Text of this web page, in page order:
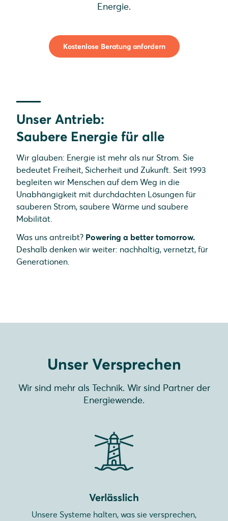
Energie.
Kostenlose Beratung anfordern
Unser Antrieb:
Saubere Energie für alle
Wir glauben: Energie ist mehr als nur Strom. Sie
bedeutet Freiheit, Sicherheit und Zukunft. Seit 1993
begleiten wir Menschen auf dem Weg in die
Unabhängigkeit mit durchdachten Lösungen für
sauberen Strom, saubere Wärme und saubere
Mobilität.
Was uns antreibt? Powering a better tomorrow.
Deshalb denken wir weiter: nachhaltig, vernetzt, für
Generationen.
Unser Versprechen
Wir sind mehr als Technik. Wir sind Partner der
Energiewende.
Verlässlich
Unsere Systeme halten, was sie versprechen,